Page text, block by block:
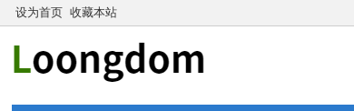
设为首页 收藏本站